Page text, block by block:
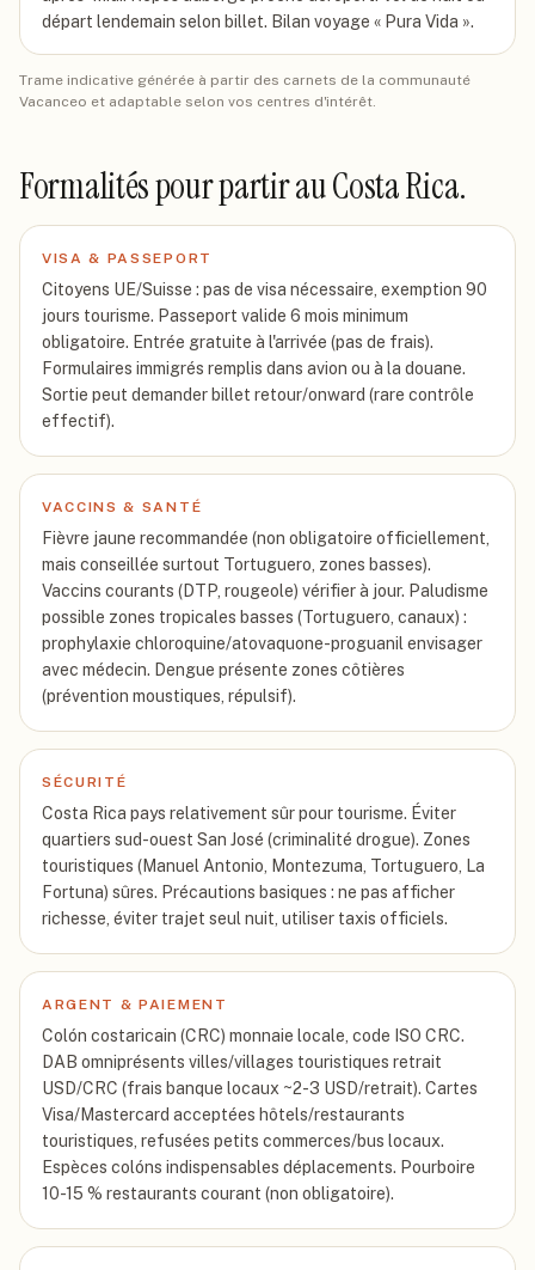
départ lendemain selon billet. Bilan voyage « Pura Vida ».
Trame indicative générée à partir des carnets de la communauté
Vacanceo et adaptable selon vos centres d'intérêt.
Formalités pour partirau Costa Rica.
VISA & PASSEPORT
Citoyens UE/Suisse : pas de visa nécessaire, exemption 90
jours tourisme. Passeport valide 6 mois minimum
obligatoire. Entrée gratuite à l'arrivée (pas de frais).
Formulaires immigrés remplis dans avion ou à la douane.
Sortie peut demander billet retour/onward (rare contrôle
effectif).
VACCINS & SANTÉ
Fièvre jaune recommandée (non obligatoire officiellement,
mais conseillée surtout Tortuguero, zones basses).
Vaccins courants (DTP, rougeole) vérifier à jour. Paludisme
possible zones tropicales basses (Tortuguero, canaux) :
prophylaxie chloroquine/atovaquone-proguanil envisager
avec médecin. Dengue présente zones côtières
(prévention moustiques, répulsif).
SÉCURITÉ
Costa Rica pays relativement sûr pour tourisme. Éviter
quartiers sud-ouest San José (criminalité drogue). Zones
touristiques (Manuel Antonio, Montezuma, Tortuguero, La
Fortuna) sûres. Précautions basiques : ne pas afficher
richesse, éviter trajet seul nuit, utiliser taxis officiels.
ARGENT & PAIEMENT
Colón costaricain (CRC) monnaie locale, code ISO CRC.
DAB omniprésents villes/villages touristiques retrait
USD/CRC (frais banque locaux ~2-3 USD/retrait). Cartes
Visa/Mastercard acceptées hôtels/restaurants
touristiques, refusées petits commerces/bus locaux.
Espèces colóns indispensables déplacements. Pourboire
10-15 % restaurants courant (non obligatoire).